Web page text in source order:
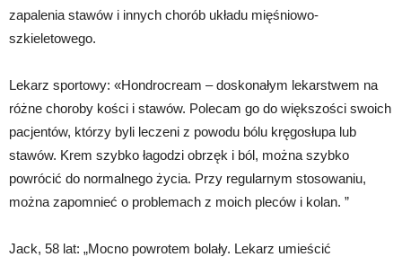
zapalenia stawów i innych chorób układu mięśniowo-
szkieletowego.
Lekarz sportowy: «Hondrocream – doskonałym lekarstwem na
różne choroby kości i stawów. Polecam go do większości swoich
pacjentów, którzy byli leczeni z powodu bólu kręgosłupa lub
stawów. Krem szybko łagodzi obrzęk i ból, można szybko
powrócić do normalnego życia. Przy regularnym stosowaniu,
można zapomnieć o problemach z moich pleców i kolan. ”
Jack, 58 lat: „Mocno powrotem bolały. Lekarz umieścić